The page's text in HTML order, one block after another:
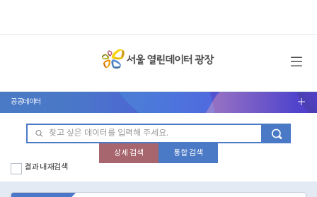
메뉴 열기
공공데이터 서브메뉴 열기
상세 검색
통합 검색
결과 내 재검색